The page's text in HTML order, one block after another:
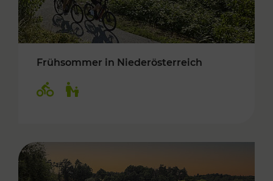
Frühsommer in Niederösterreich